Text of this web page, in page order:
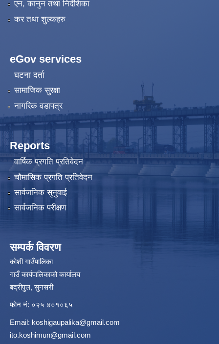
एन, कानुन तथा निर्देशिका
कर तथा शुल्कहरु
eGov services
घटना दर्ता
सामाजिक सुरक्षा
नागरिक वडापत्र
Reports
वार्षिक प्रगति प्रतिवेदन
चौमासिक प्रगति प्रतिवेदन
सार्वजनिक सुनुवाई
सार्वजनिक परीक्षण
सम्पर्क विवरण
कोशी गाउँपालिका
गाउँ कार्यपालिकाको कार्यालय
बद्रीपुल, सुनसरी
फोन नं: ०२५ ४०१०६५
Email: koshigaupalika@gmail.com
ito.koshimun@gmail.com